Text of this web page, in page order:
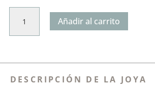
Añadir al carrito
DESCRIPCIÓN DE LA JOYA